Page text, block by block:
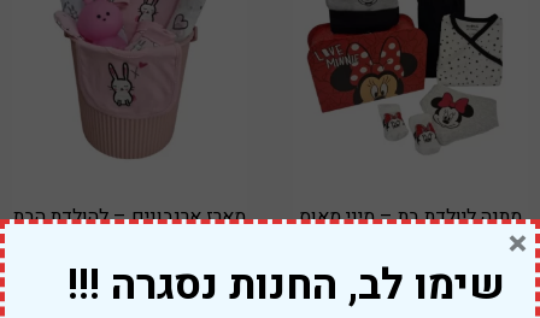
מתנה ליולדת בת – מיני מאוס
269.00 ₪
249.00₪
מארז ארנבונים – להולדת הבת
שימו לב, החנות נסגרה !!!
×